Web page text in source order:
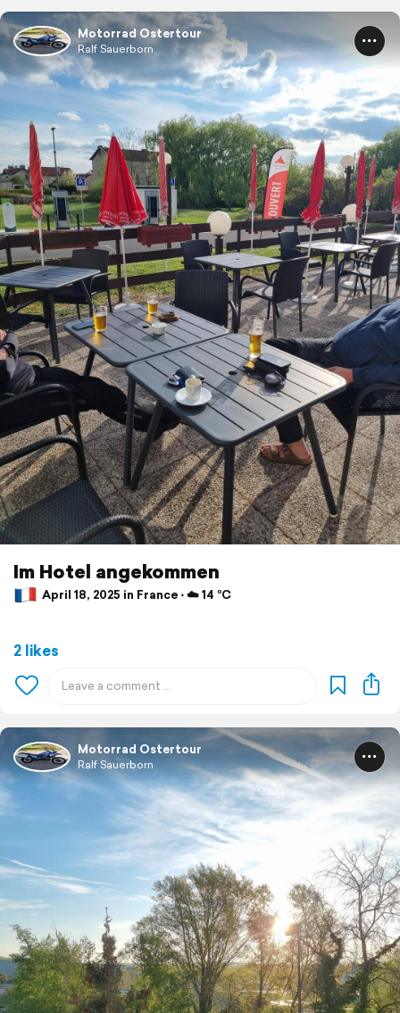
Motorrad Ostertour
Ralf Sauerborn
Im Hotel angekommen
April 18, 2025 in France ⋅ ☁️ 14 °C
2 likes
Motorrad Ostertour
Ralf Sauerborn